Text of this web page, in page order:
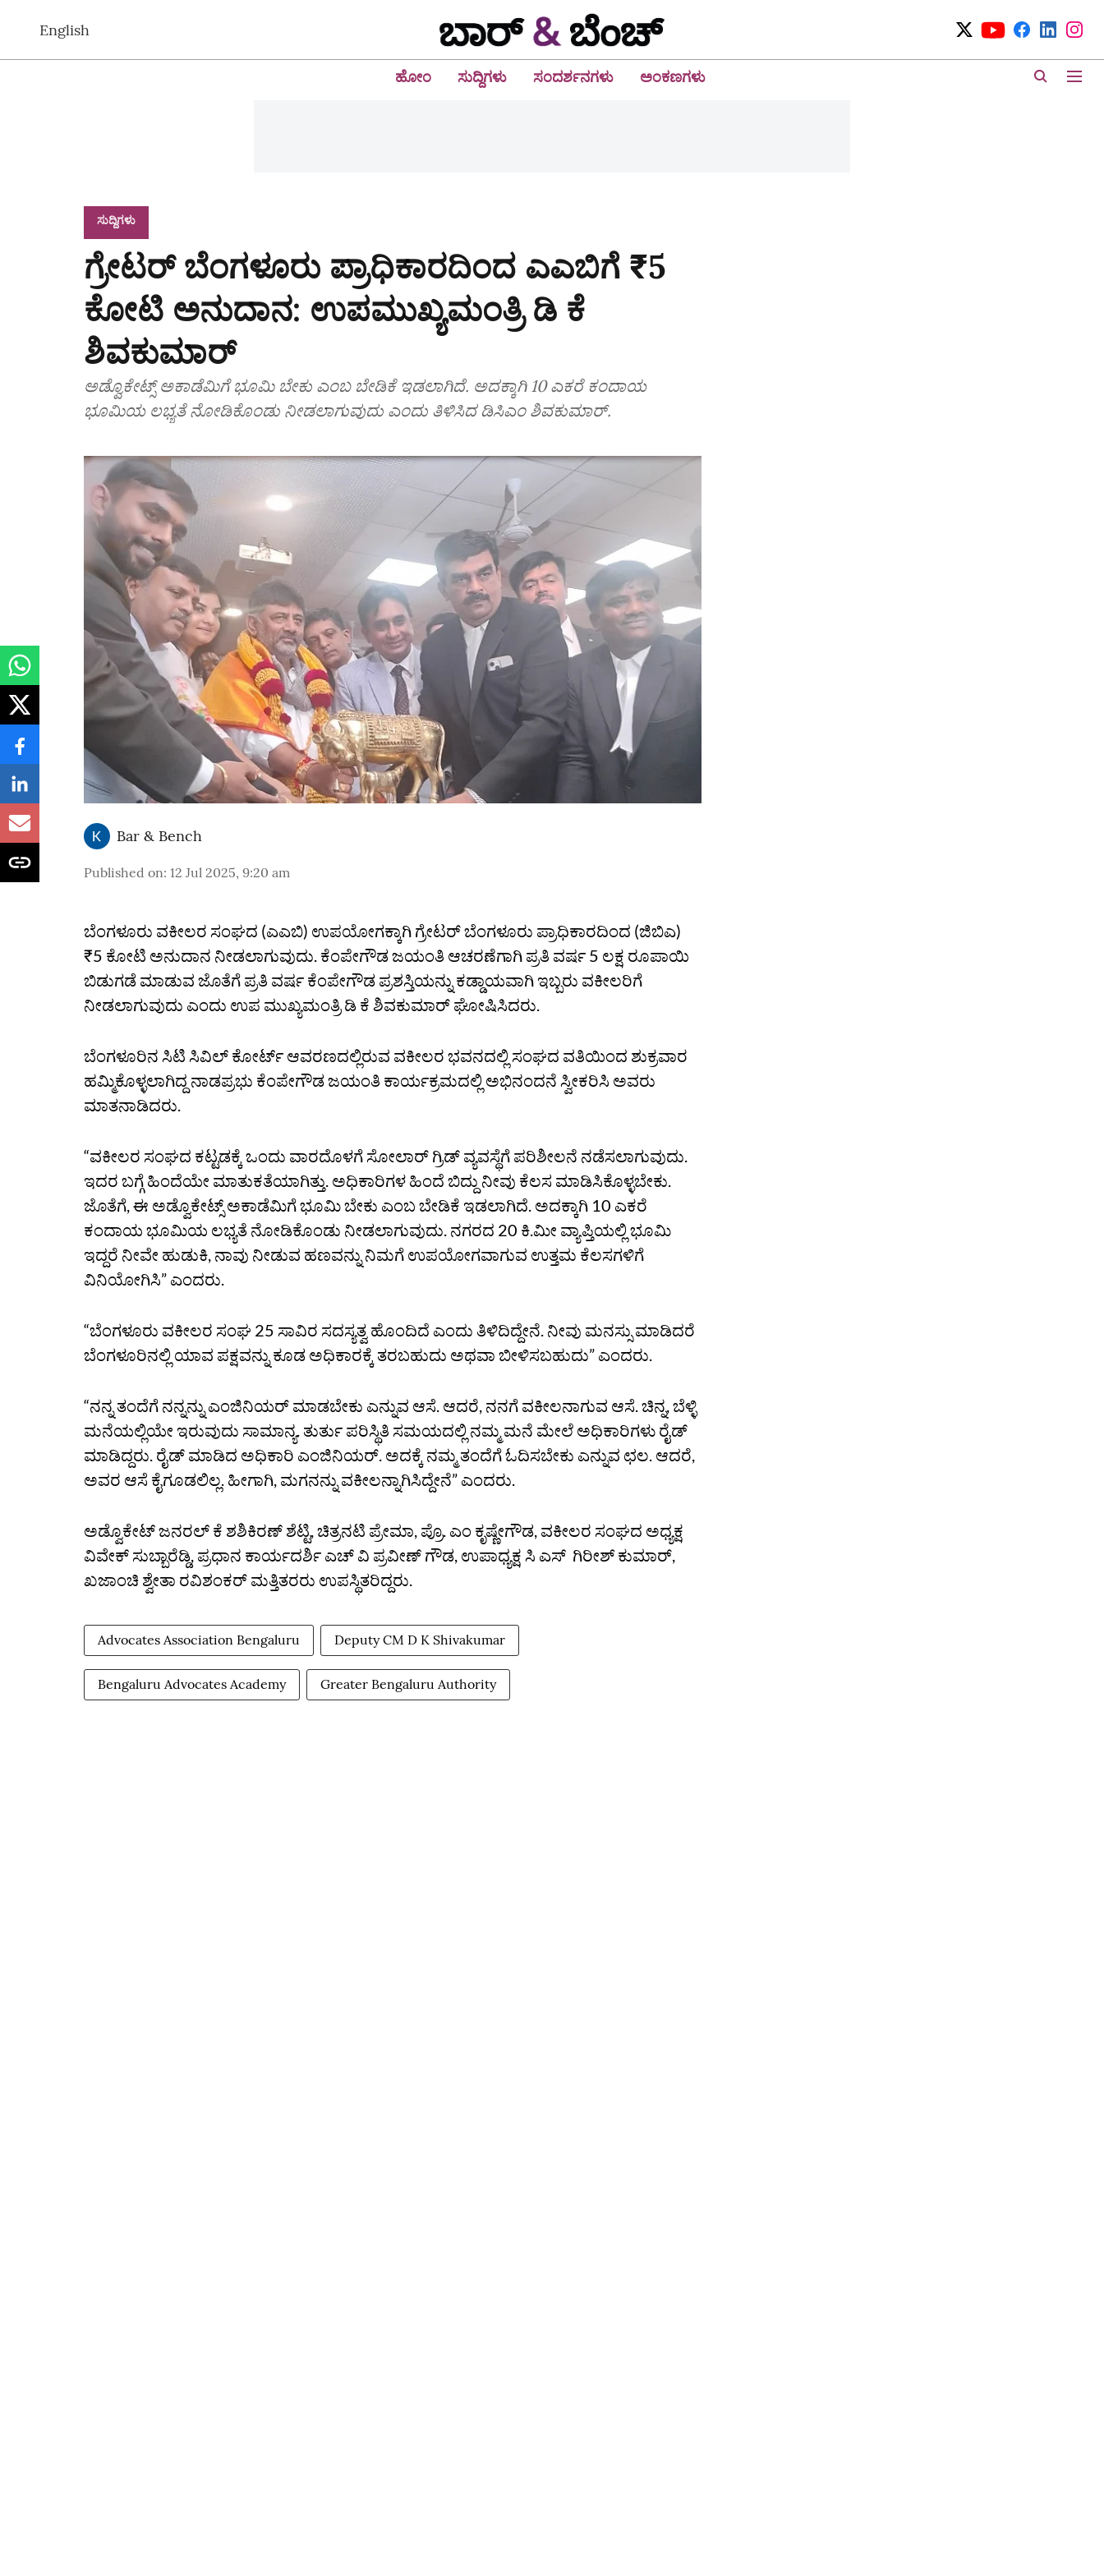
English
ಹೋಂ ಸುದ್ದಿಗಳು ಸಂದರ್ಶನಗಳು ಅಂಕಣಗಳು
ಸುದ್ದಿಗಳು
ಗ್ರೇಟರ್ ಬೆಂಗಳೂರು ಪ್ರಾಧಿಕಾರದಿಂದ ಎಎಬಿಗೆ ₹5
ಕೋಟಿ ಅನುದಾನ: ಉಪಮುಖ್ಯಮಂತ್ರಿ ಡಿ ಕೆ
ಶಿವಕುಮಾರ್‌
ಅಡ್ವೊಕೇಟ್ಸ್‌ ಅಕಾಡೆಮಿಗೆ ಭೂಮಿ ಬೇಕು ಎಂಬ ಬೇಡಿಕೆ ಇಡಲಾಗಿದೆ. ಅದಕ್ಕಾಗಿ 10 ಎಕರೆ ಕಂದಾಯ
ಭೂಮಿಯ ಲಭ್ಯತೆ ನೋಡಿಕೊಂಡು ನೀಡಲಾಗುವುದು ಎಂದು ತಿಳಿಸಿದ ಡಿಸಿಎಂ ಶಿವಕುಮಾರ್.
Bar & Bench
Published on: 12 Jul 2025, 9:20 am
ಬೆಂಗಳೂರು ವಕೀಲರ ಸಂಘದ (ಎಎಬಿ) ಉಪಯೋಗಕ್ಕಾಗಿ ಗ್ರೇಟರ್ ಬೆಂಗಳೂರು ಪ್ರಾಧಿಕಾರದಿಂದ (ಜಿಬಿಎ)
₹5 ಕೋಟಿ ಅನುದಾನ ನೀಡಲಾಗುವುದು. ಕೆಂಪೇಗೌಡ ಜಯಂತಿ ಆಚರಣೆಗಾಗಿ ಪ್ರತಿ ವರ್ಷ 5 ಲಕ್ಷ ರೂಪಾಯಿ
ಬಿಡುಗಡೆ ಮಾಡುವ ಜೊತೆಗೆ ಪ್ರತಿ ವರ್ಷ ಕೆಂಪೇಗೌಡ ಪ್ರಶಸ್ತಿಯನ್ನು ಕಡ್ಡಾಯವಾಗಿ ಇಬ್ಬರು ವಕೀಲರಿಗೆ
ನೀಡಲಾಗುವುದು ಎಂದು ಉಪ ಮುಖ್ಯಮಂತ್ರಿ ಡಿ ಕೆ ಶಿವಕುಮಾರ್ ಘೋಷಿಸಿದರು.
ಬೆಂಗಳೂರಿನ ಸಿಟಿ ಸಿವಿಲ್ ಕೋರ್ಟ್ ಆವರಣದಲ್ಲಿರುವ ವಕೀಲರ ಭವನದಲ್ಲಿ ಸಂಘದ ವತಿಯಿಂದ ಶುಕ್ರವಾರ
ಹಮ್ಮಿಕೊಳ್ಳಲಾಗಿದ್ದ ನಾಡಪ್ರಭು ಕೆಂಪೇಗೌಡ ಜಯಂತಿ ಕಾರ್ಯಕ್ರಮದಲ್ಲಿ ಅಭಿನಂದನೆ ಸ್ವೀಕರಿಸಿ ಅವರು
ಮಾತನಾಡಿದರು.
“ವಕೀಲರ ಸಂಘದ ಕಟ್ಟಡಕ್ಕೆ ಒಂದು ವಾರದೊಳಗೆ ಸೋಲಾರ್ ಗ್ರಿಡ್ ವ್ಯವಸ್ಥೆಗೆ ಪರಿಶೀಲನೆ ನಡೆಸಲಾಗುವುದು.
ಇದರ ಬಗ್ಗೆ ಹಿಂದೆಯೇ ಮಾತುಕತೆಯಾಗಿತ್ತು. ಅಧಿಕಾರಿಗಳ ಹಿಂದೆ ಬಿದ್ದು ನೀವು ಕೆಲಸ ಮಾಡಿಸಿಕೊಳ್ಳಬೇಕು.
ಜೊತೆಗೆ, ಈ ಅಡ್ವೊಕೇಟ್ಸ್‌ ಅಕಾಡೆಮಿಗೆ ಭೂಮಿ ಬೇಕು ಎಂಬ ಬೇಡಿಕೆ ಇಡಲಾಗಿದೆ. ಅದಕ್ಕಾಗಿ 10 ಎಕರೆ
ಕಂದಾಯ ಭೂಮಿಯ ಲಭ್ಯತೆ ನೋಡಿಕೊಂಡು ನೀಡಲಾಗುವುದು. ನಗರದ 20 ಕಿ.ಮೀ ವ್ಯಾಪ್ತಿಯಲ್ಲಿ ಭೂಮಿ
ಇದ್ದರೆ ನೀವೇ ಹುಡುಕಿ, ನಾವು ನೀಡುವ ಹಣವನ್ನು ನಿಮಗೆ ಉಪಯೋಗವಾಗುವ ಉತ್ತಮ ಕೆಲಸಗಳಿಗೆ
ವಿನಿಯೋಗಿಸಿ” ಎಂದರು.
“ಬೆಂಗಳೂರು ವಕೀಲರ ಸಂಘ 25 ಸಾವಿರ ಸದಸ್ಯತ್ವ ಹೊಂದಿದೆ ಎಂದು ತಿಳಿದಿದ್ದೇನೆ. ನೀವು ಮನಸ್ಸು ಮಾಡಿದರೆ
ಬೆಂಗಳೂರಿನಲ್ಲಿ ಯಾವ ಪಕ್ಷವನ್ನು ಕೂಡ ಅಧಿಕಾರಕ್ಕೆ ತರಬಹುದು ಅಥವಾ ಬೀಳಿಸಬಹುದು” ಎಂದರು.
“ನನ್ನ ತಂದೆಗೆ ನನ್ನನ್ನು ಎಂಜಿನಿಯರ್ ಮಾಡಬೇಕು ಎನ್ನುವ ಆಸೆ. ಆದರೆ, ನನಗೆ ವಕೀಲನಾಗುವ ಆಸೆ. ಚಿನ್ನ, ಬೆಳ್ಳಿ
ಮನೆಯಲ್ಲಿಯೇ ಇರುವುದು ಸಾಮಾನ್ಯ. ತುರ್ತು ಪರಿಸ್ಥಿತಿ ಸಮಯದಲ್ಲಿ ನಮ್ಮ ಮನೆ ಮೇಲೆ ಅಧಿಕಾರಿಗಳು ರೈಡ್
ಮಾಡಿದ್ದರು. ರೈಡ್ ಮಾಡಿದ ಅಧಿಕಾರಿ ಎಂಜಿನಿಯರ್. ಅದಕ್ಕೆ ನಮ್ಮ ತಂದೆಗೆ ಓದಿಸಬೇಕು ಎನ್ನುವ ಛಲ. ಆದರೆ,
ಅವರ ಆಸೆ ಕೈಗೂಡಲಿಲ್ಲ. ಹೀಗಾಗಿ, ಮಗನನ್ನು ವಕೀಲನ್ನಾಗಿಸಿದ್ದೇನೆ” ಎಂದರು.
ಅಡ್ವೊಕೇಟ್ ಜನರಲ್ ಕೆ ಶಶಿಕಿರಣ್ ಶೆಟ್ಟಿ, ಚಿತ್ರನಟಿ ಪ್ರೇಮಾ, ಪ್ರೊ. ಎಂ ಕೃಷ್ಣೇಗೌಡ, ವಕೀಲರ ಸಂಘದ ಅಧ್ಯಕ್ಷ
ವಿವೇಕ್ ಸುಬ್ಬಾರೆಡ್ಡಿ, ಪ್ರಧಾನ ಕಾರ್ಯದರ್ಶಿ ಎಚ್ ವಿ ಪ್ರವೀಣ್ ಗೌಡ, ಉಪಾಧ್ಯಕ್ಷ ಸಿ ಎಸ್ ಗಿರೀಶ್ ಕುಮಾರ್,
ಖಜಾಂಚಿ ಶ್ವೇತಾ ರವಿಶಂಕರ್ ಮತ್ತಿತರರು ಉಪಸ್ಥಿತರಿದ್ದರು.
Advocates Association Bengaluru Deputy CM D K Shivakumar
Bengaluru Advocates Academy Greater Bengaluru Authority